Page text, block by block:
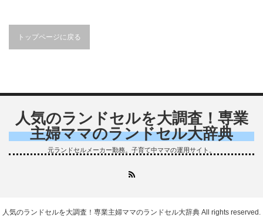
トップページに戻る
人気のランドセルを大調査！専業
主婦ママのランドセル大辞典
元ランドセルメーカー勤務。子育て中ママの運用サイト。
人気のランドセルを大調査！専業主婦ママのランドセル大辞典 All rights reserved.